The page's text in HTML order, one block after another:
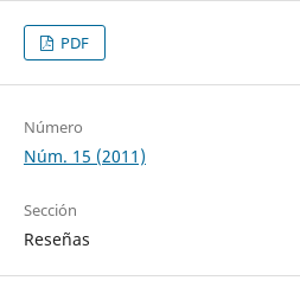
PDF
Número
Núm. 15 (2011)
Sección
Reseñas